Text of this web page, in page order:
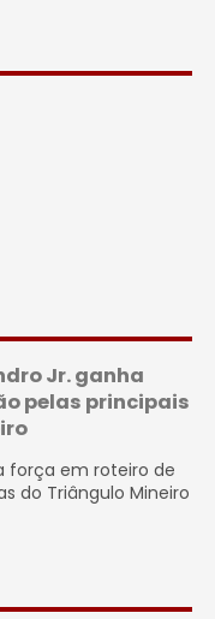
Jr. ganha
pelas principais
força em roteiro de
do Triângulo Mineiro